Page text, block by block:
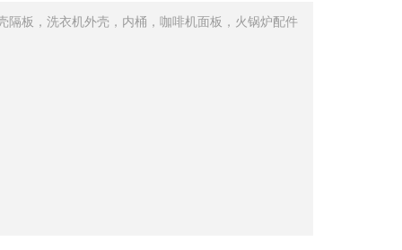
隔板，洗衣机外壳，内桶，咖啡机面板，火锅炉配件